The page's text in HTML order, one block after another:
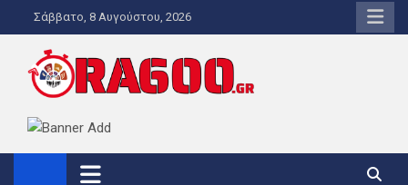
to
content
Σάββατο, 8 Αυγούστου, 2026
ORA600.GR
Η ΑΛΗΘΙΝΗ ΩΡΑ ΕΝΗΜΕΡΩΣΗΣ